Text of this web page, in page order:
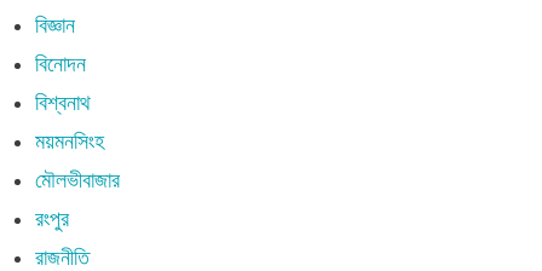
বিজ্ঞান
বিনোদন
বিশ্বনাথ
ময়মনসিংহ
মৌলভীবাজার
রংপুর
রাজনীতি